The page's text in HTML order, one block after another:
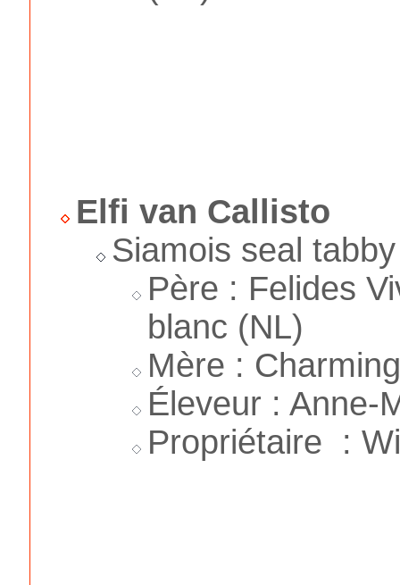
Elfi van Callisto
Siamois seal
Père : Felides
blanc (NL)
Mère :
Éleveur : Anne-
Propriétaire :